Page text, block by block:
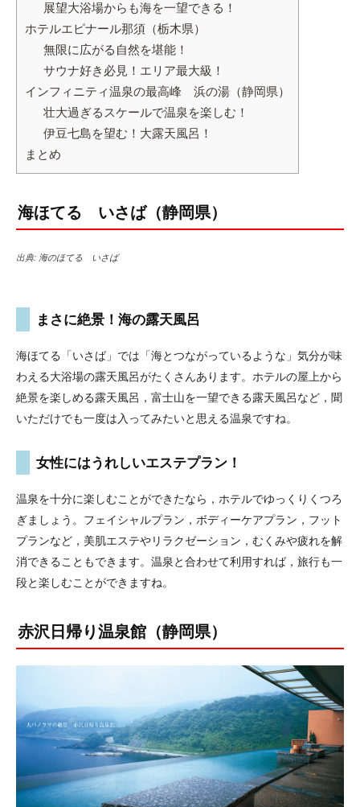
展望大浴場からも海を一望できる！
ホテルエピナール那須（栃木県）
無限に広がる自然を堪能！
サウナ好き必見！エリア最大級！
インフィニティ温泉の最高峰 浜の湯（静岡県）
壮大過ぎるスケールで温泉を楽しむ！
伊豆七島を望む！大露天風呂！
まとめ
海ほてる いさば（静岡県）
出典: 海のほてる いさば
まさに絶景！海の露天風呂
海ほてる「いさば」では「海とつながっているような」気分が味
わえる大浴場の露天風呂がたくさんあります。ホテルの屋上から
絶景を楽しめる露天風呂，富士山を一望できる露天風呂など，聞
いただけでも一度は入ってみたいと思える温泉ですね。
女性にはうれしいエステプラン！
温泉を十分に楽しむことができたなら，ホテルでゆっくりくつろ
ぎましょう。フェイシャルプラン，ボディーケアプラン，フット
プランなど，美肌エステやリラクゼーション，むくみや疲れを解
消できることもできます。温泉と合わせて利用すれば，旅行も一
段と楽しむことができますね。
赤沢日帰り温泉館（静岡県）